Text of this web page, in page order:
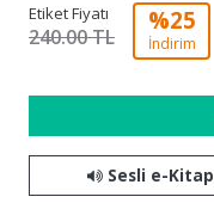
Etiket Fiyatı
240.00 TL
%25
İndirim
Sesli e-Kitap